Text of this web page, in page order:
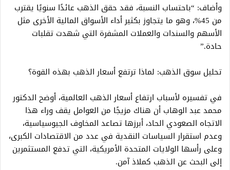
وأضاف: “باحتساب النسبة، فقد حقق الذهب عائدًا سنويًا يقترب
من 45%، وهو ما يتجاوز بكثير أداء الأسواق المالية الأخرى مثل
الأسهم والسندات والعملات المشفرة التي شهدت تقلبات
حادة.”
تحليل سوق الذهب: لماذا ترتفع أسعار الذهب بهذه القوة؟
في تفسيره لأسباب ارتفاع أسعار الذهب العالمية، أوضح الدكتور
محمد عبد الوهاب أن هناك مزيجًا من العوامل يقف وراء هذا
الاتجاه الصعودي الحاد، أبرزها تصاعد المخاوف الجيوسياسية،
وعدم استقرار السياسات النقدية في عدد من الاقتصادات الكبرى،
وعلى رأسها الولايات المتحدة الأمريكية، التي تدفع المستثمرين
إلى البحث عن الذهب كملاذ آمن.